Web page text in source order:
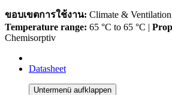
ขอบเขตการใช้งาน: Climate &
Temperature range: 65 °C to 65 °C |
Chemisorptiv
Datasheet
Untermenü aufklappen